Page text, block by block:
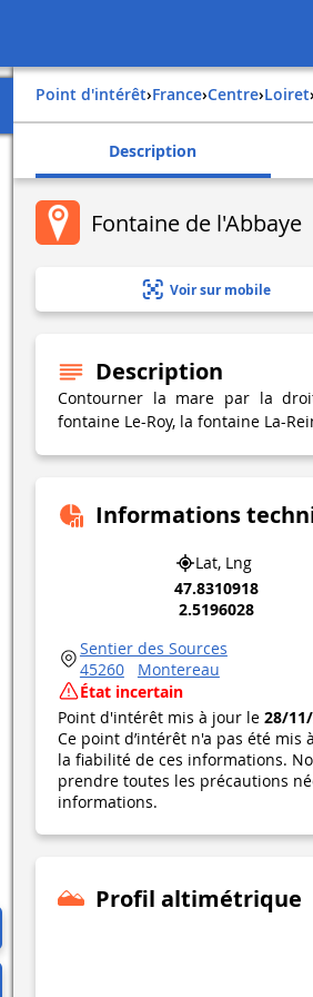
Point d'intérêt› france› centre› loiret›
Description
Fontaine de l'Abbaye
Voir sur mobile
Description
Contourner la mare par la
fontaine Le-Roy, la fontaine La-
Informations
Lat, Lng
47.8310918
2.5196028
Sentier des Sources
45260
Montereau
État incertain
Point d'intérêt mis à jour le 28/
Ce point d’intérêt n'a pas été
la fiabilité de ces informations.
prendre toutes les précautions
informations.
Profil altimétrique